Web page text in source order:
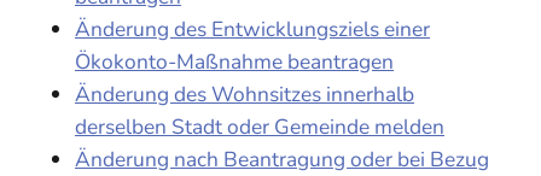
Änderung des Entwicklungsziels einer
Ökokonto-Maßnahme beantragen
Änderung des Wohnsitzes innerhalb
derselben Stadt oder Gemeinde melden
Änderung nach Beantragung oder bei Bezug